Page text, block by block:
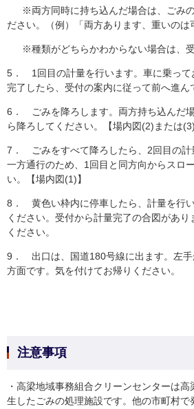
※両方同時に持ち込んだ場合は、ごみの
ださい。（例）「両方あります、重いのは
※種類がどちらかわからない場合は、受
5． 1回目の計量を行います。車に乗って
完了したら、受付の案内に従って前へ進ん
6． ごみを降ろします。両方持ち込んだ
ら降ろしてください。【場内図(2)または(3)
7． ごみをすべて降ろしたら、2回目の計
一方通行のため、1回目と同方向からスロ
い。【場内図(1)】
8． 黄色い枠内に停車したら、計量を行
ください。受付から計量完了の合図があ
ください。
9． 出口は、国道180号線に出ます。左手
方面です。気を付けてお帰りください。
注意事項
・高梁地域事務組合クリーンセンターは
生したごみの処理施設です。他の市町村で